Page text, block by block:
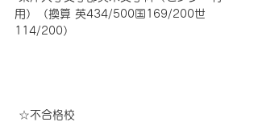
用）（換算 英434/500国169/200世
114/200）
☆不合格校